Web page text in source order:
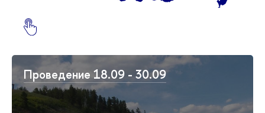
Проведение 18.09 - 30.09